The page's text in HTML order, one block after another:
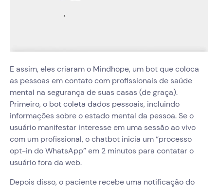
E assim, eles criaram o Mindhope, um bot que coloca
as pessoas em contato com profissionais de saúde
mental na segurança de suas casas (de graça).
Primeiro, o bot coleta dados pessoais, incluindo
informações sobre o estado mental da pessoa. Se o
usuário manifestar interesse em uma sessão ao vivo
com um profissional, o chatbot inicia um “processo
opt-in do WhatsApp” em 2 minutos para contatar o
usuário fora da web.
Depois disso, o paciente recebe uma notificação do